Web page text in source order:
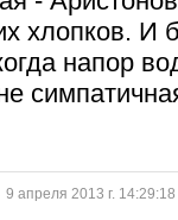
хлопков. И
напор
9 апреля 2013 г. 14:29:18